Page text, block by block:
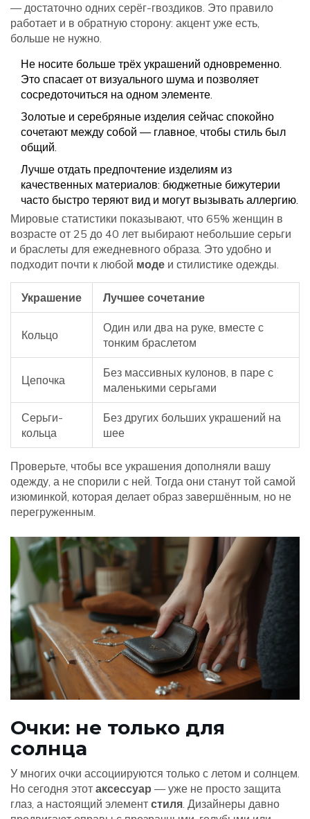
— достаточно одних серёг-гвоздиков. Это правило
работает и в обратную сторону: акцент уже есть,
больше не нужно.
Не носите больше трёх украшений одновременно.
Это спасает от визуального шума и позволяет
сосредоточиться на одном элементе.
Золотые и серебряные изделия сейчас спокойно
сочетают между собой — главное, чтобы стиль был
общий.
Лучше отдать предпочтение изделиям из
качественных материалов: бюджетные бижутерии
часто быстро теряют вид и могут вызывать аллергию.
Мировые статистики показывают, что 65% женщин в
возрасте от 25 до 40 лет выбирают небольшие серьги
и браслеты для ежедневного образа. Это удобно и
подходит почти к любой моде и стилистике одежды.
Украшение Лучшее сочетание
Кольцо
Один или два на руке, вместе с
тонким браслетом
Цепочка
Без массивных кулонов, в паре с
маленькими серьгами
Серьги-
кольца
Без других больших украшений на
шее
Проверьте, чтобы все украшения дополняли вашу
одежду, а не спорили с ней. Тогда они станут той самой
изюминкой, которая делает образ завершённым, но не
перегруженным.
Очки: не только для
солнца
У многих очки ассоциируются только с летом и солнцем.
Но сегодня этот аксессуар — уже не просто защита
глаз, а настоящий элемент стиля. Дизайнеры давно